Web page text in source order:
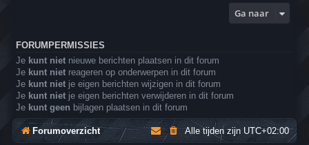
Ga naar
FORUMPERMISSIES
Je kunt niet nieuwe berichten plaatsen in dit forum
Je kunt niet reageren op onderwerpen in dit forum
Je kunt niet je eigen berichten wijzigen in dit forum
Je kunt niet je eigen berichten verwijderen in dit forum
Je kunt geen bijlagen plaatsen in dit forum
Forumoverzicht Alle tijden zijnUTC+02:00